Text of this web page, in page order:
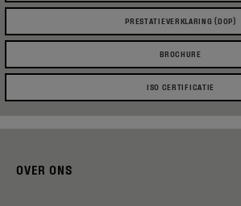
PRESTATIEVERKLARING (DOP)
BROCHURE
ISO CERTIFICATIE
OVER ONS